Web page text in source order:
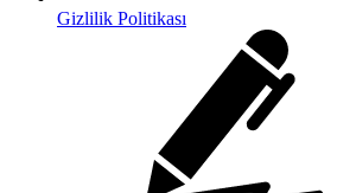
Gizlilik Politikası